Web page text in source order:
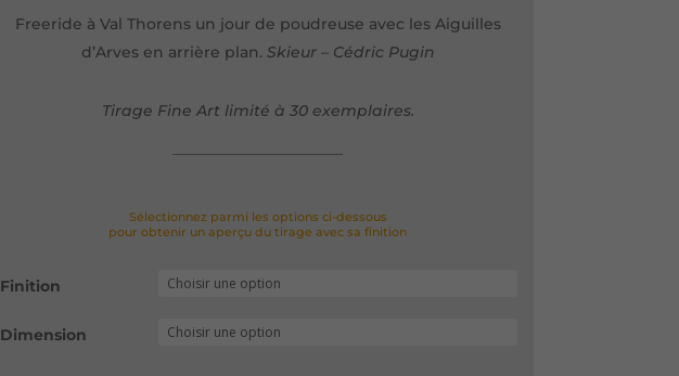
Freeride à Val Thorens un jour de poudreuse avec les Aiguilles
d’Arves en arrière plan. Skieur – Cédric Pugin
Tirage Fine Art limité à 30 exemplaires.
Sélectionnez parmi les options ci-dessous
pour obtenir un aperçu du tirage avec sa finition
Finition
Dimension